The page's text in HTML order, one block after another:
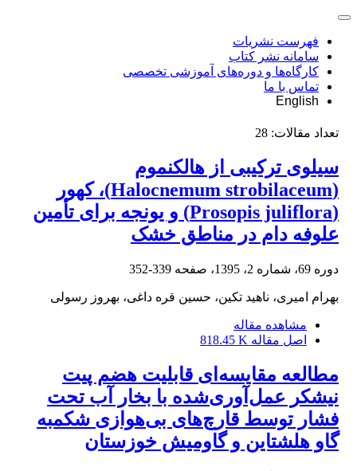
فهرست نشریات
سامانه نشر کتاب
کارگاه‌ها و دوره‌های آموزشی تخصصی
تماس با ما
English
تعداد مقالات: 28
سیلوی ترکیبی از هالکنموم
(Halocnemum strobilaceum)، کهور
(Prosopis juliflora) و یونجه برای تأمین
علوفه دام در مناطق خشک
دوره 69، شماره 2، 1395، صفحه 339-352
بهرام امیری، ناهید تکین، حسین قره داغی، بهروز رسولی
مشاهده مقاله
اصل مقاله 818.45 K
مطالعه مقایسه‌ای قابلیت هضم پیت
نیشکر عمل‌آوری‌شده با بخار آب تحت
فشار توسط قارچ‌های بی‌هوازی شکمبه
گاو هلشتاین و گاومیش خوزستان